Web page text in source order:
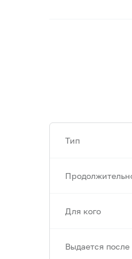
Тип
Для кого
Выдается